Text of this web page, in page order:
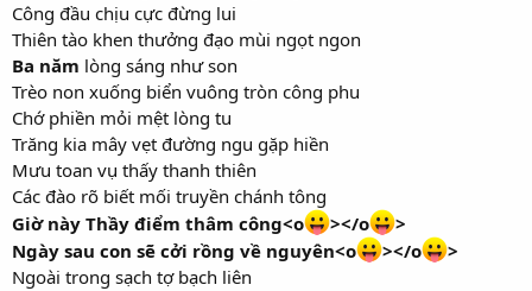
Công đầu chịu cực đừng lui
Thiên tào khen thưởng đạo mùi ngọt ngon
Ba năm lòng sáng như son
Trèo non xuống biển vuông tròn công phu
Chớ phiền mỏi mệt lòng tu
Trăng kia mây vẹt đường ngu gặp hiền
Mưu toan vụ thấy thanh thiên
Các đào rõ biết mối truyền chánh tông
Giờ này Thầy điểm thâm công<o
></o
>
Ngày sau con sẽ cởi rồng về nguyên<o
></o
>
Ngoài trong sạch tợ bạch liên